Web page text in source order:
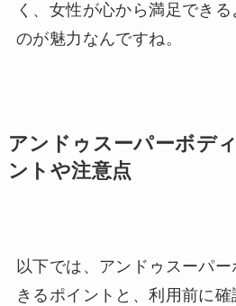
く、女性が心から満足でき
のが魅力なんですね。
アンドゥスーパーボデ
ントや注意点
以下では、アンドゥスーパ
きるポイントと、利用前に